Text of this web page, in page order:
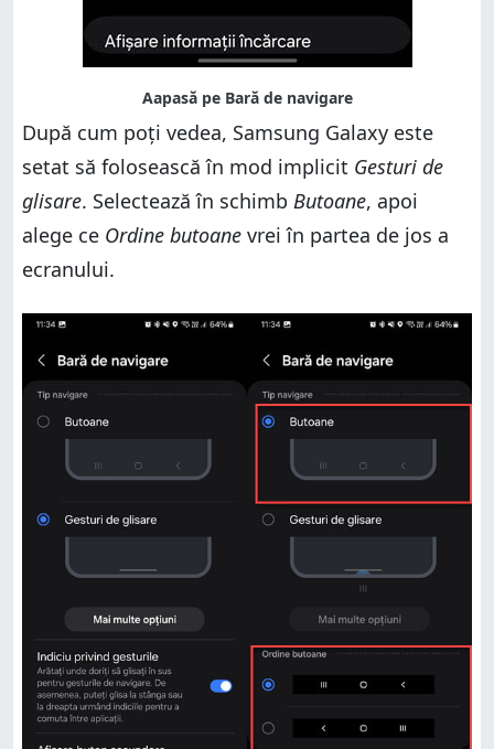
După cum poți vedea, Samsung Galaxy este
setat să folosească în mod implicit Gesturi de
glisare. Selectează în schimb Butoane, apoi
alege ce Ordine butoane vrei în partea de jos a
ecranului.